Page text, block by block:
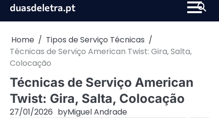
Skipduasdeletra.pt
Home
Tipos de Serviço Técnicas
Técnicas de Serviço American Twist: Gira, Salta,
Colocação
Técnicas de Serviço American
Twist: Gira, Salta, Colocação
27/01/2026 byMiguel Andrade